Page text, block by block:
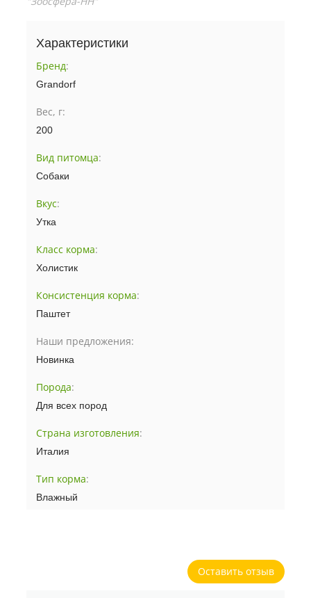
Характеристики
Бренд:
Grandorf
Вес, г:
200
Вид питомца:
Собаки
Вкус:
Утка
Класс корма:
Холистик
Консистенция корма:
Паштет
Наши предложения:
Новинка
Порода:
Для всех пород
Страна изготовления:
Италия
Тип корма:
Влажный
Оставить отзыв